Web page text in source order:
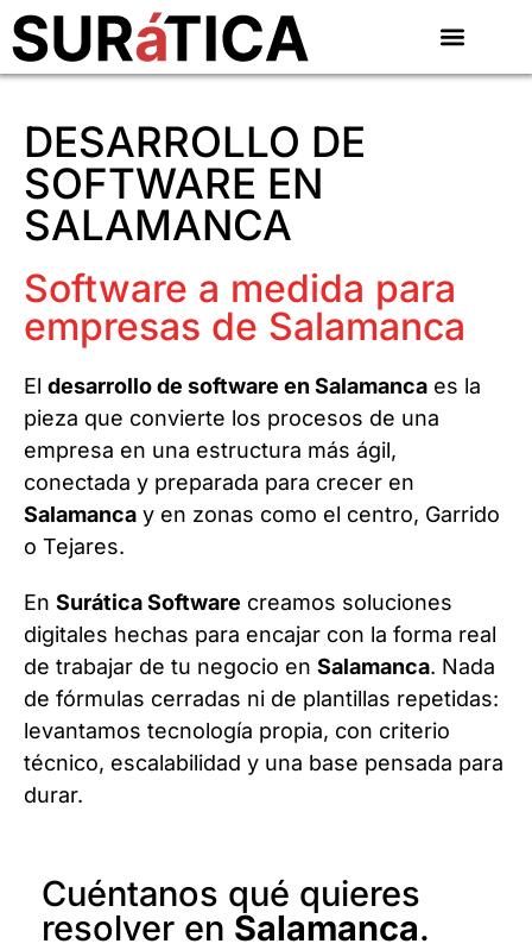
DESARROLLO DE
SOFTWARE EN
SALAMANCA
Software a medida para
empresas de Salamanca
El desarrollo de software en Salamanca es la
pieza que convierte los procesos de una
empresa en una estructura más ágil,
conectada y preparada para crecer en
Salamanca y en zonas como el centro, Garrido
o Tejares.
En Surática Software creamos soluciones
digitales hechas para encajar con la forma real
de trabajar de tu negocio en Salamanca. Nada
de fórmulas cerradas ni de plantillas repetidas:
levantamos tecnología propia, con criterio
técnico, escalabilidad y una base pensada para
durar.
Cuéntanos qué quieres
resolver en Salamanca.